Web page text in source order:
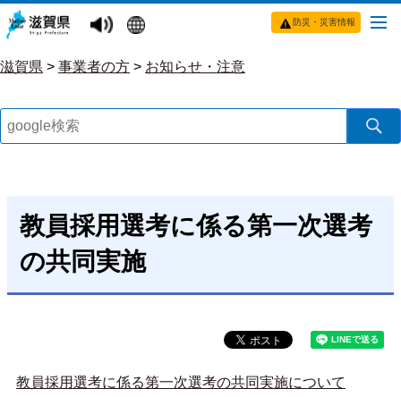
防災・災害情報
滋賀県 > 事業者の方 > お知らせ・注意
教員採用選考に係る第一次選考
の共同実施
教員採用選考に係る第一次選考の共同実施について